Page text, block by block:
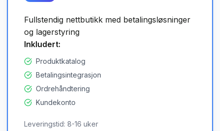
Fullstendig nettbutikk med betalingsløsninger
og lagerstyring
Inkludert:
Produktkatalog
Betalingsintegrasjon
Ordrehåndtering
Kundekonto
Leveringstid: 8-16 uker